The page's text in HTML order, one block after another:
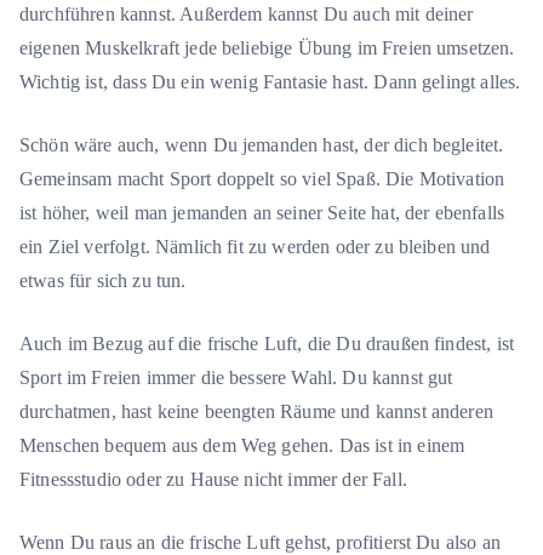
durchführen kannst. Außerdem kannst Du auch mit deiner
eigenen Muskelkraft jede beliebige Übung im Freien umsetzen.
Wichtig ist, dass Du ein wenig Fantasie hast. Dann gelingt alles.
Schön wäre auch, wenn Du jemanden hast, der dich begleitet.
Gemeinsam macht Sport doppelt so viel Spaß. Die Motivation
ist höher, weil man jemanden an seiner Seite hat, der ebenfalls
ein Ziel verfolgt. Nämlich fit zu werden oder zu bleiben und
etwas für sich zu tun.
Auch im Bezug auf die frische Luft, die Du draußen findest, ist
Sport im Freien immer die bessere Wahl. Du kannst gut
durchatmen, hast keine beengten Räume und kannst anderen
Menschen bequem aus dem Weg gehen. Das ist in einem
Fitnessstudio oder zu Hause nicht immer der Fall.
Wenn Du raus an die frische Luft gehst, profitierst Du also an